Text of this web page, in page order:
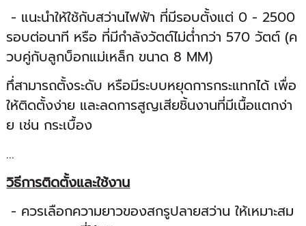
- แนะนำให้ใช้กับสว่านไฟฟ้า ที่มีรอบตั้งแต่ 0 - 2500
รอบต่อนาที หรือ ที่มีกำลังวัตต์ไม่ต่ำกว่า 570 วัตต์ (ค
วบคู่กับลูกบ็อกแม่เหล็ก ขนาด 8 MM)
ทึ่สามารถตั้งระดับ หรือมีระบบหยุดการกระแทกได้ เพื่อ
ให้ติดตั้งง่าย และลดการสูญเสียชิ้นงานที่มีเนื้อแตกง่า
ย เช่น กระเบื้อง
...
วิธีการติดตั้งและใช้งาน
- ควรเลือกความยาวของสกรูปลายสว่าน ให้เหมาะสม